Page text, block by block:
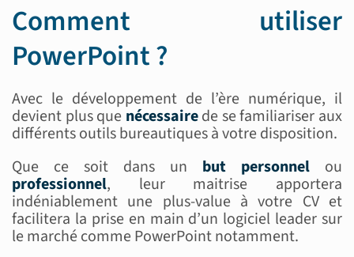
Comment utiliser
PowerPoint ?
Avec le développement de l’ère numérique, il
devient plus que nécessairede se familiariser aux
différents outils bureautiques à votre disposition.
Que ce soit dans un but personnel ou
professionnel, leur maitrise apportera
indéniablement une plus-value à votre CV et
facilitera la prise en main d’un logiciel leader sur
le marché comme PowerPoint notamment.